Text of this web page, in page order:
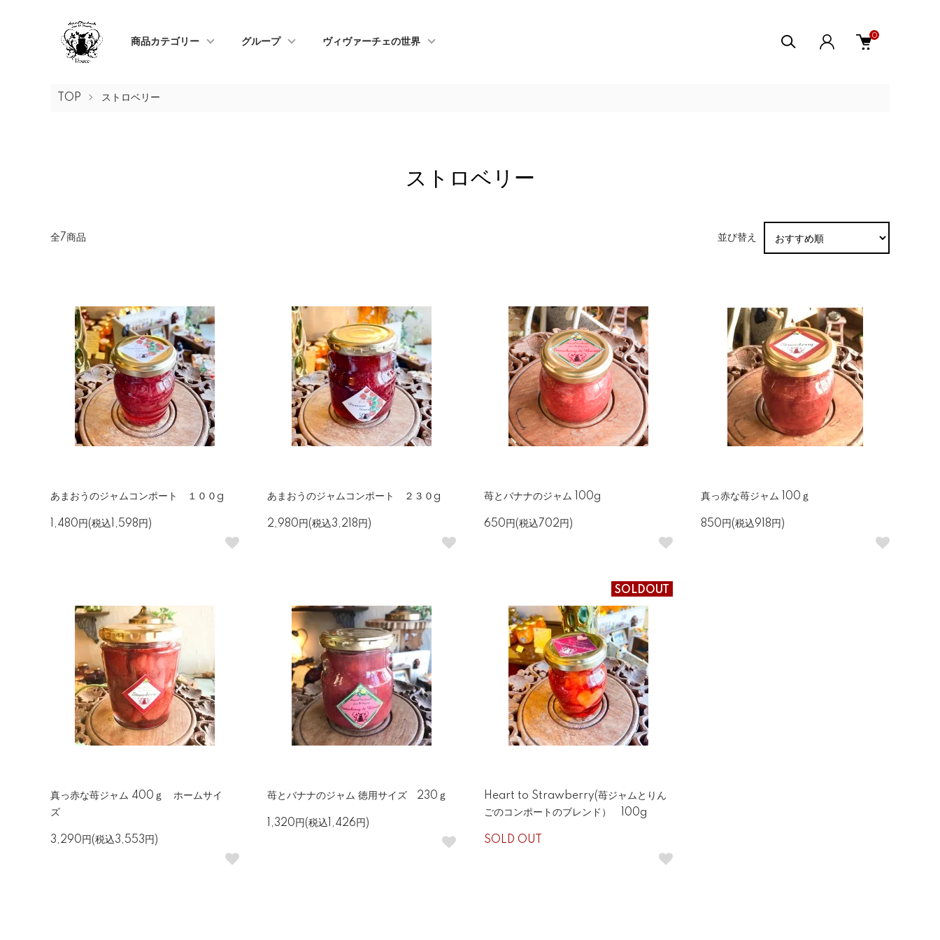
商品カテゴリー グループ ヴィヴァーチェの世界
0
TOP ストロベリー
ストロベリー
全7商品 並び替え
あまおうのジャムコンポート １００g
1,480円(税込1,598円)
あまおうのジャムコンポート ２３０g
2,980円(税込3,218円)
苺とバナナのジャム 100g
650円(税込702円)
真っ赤な苺ジャム 100ｇ
850円(税込918円)
真っ赤な苺ジャム 400ｇ ホームサイ
ズ
3,290円(税込3,553円)
苺とバナナのジャム 徳用サイズ 230ｇ
1,320円(税込1,426円)
SOLDOUT
Heart to Strawberry(苺ジャムとりん
ごのコンポートのブレンド） 100g
SOLD OUT